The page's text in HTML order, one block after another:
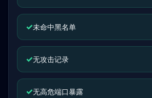
✓未命中黑名单
✓无攻击记录
✓无高危端口暴露